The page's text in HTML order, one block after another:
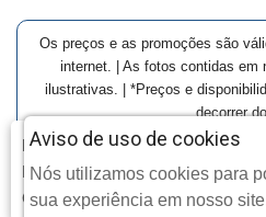
Farmácia Modelo | Goiânia |
Retire
Clique aqui...
Os preços e as promoções são
internet. | As fotos contidas em
ilustrativas. | *Preços e
decorrer
Copyright © 2026 Farmácia
Aviso de uso de cookies
Nós utilizamos cookies para
sua experiência em nosso